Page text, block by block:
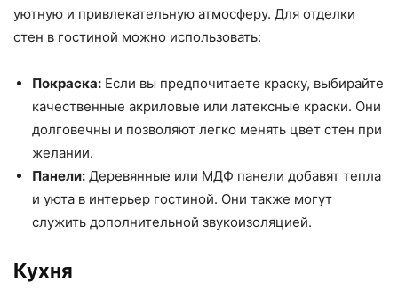
уютную и привлекательную атмосферу. Для отделки
стен в гостиной можно использовать:
Покраска: Если вы предпочитаете краску, выбирайте
качественные акриловые или латексные краски. Они
долговечны и позволяют легко менять цвет стен при
желании.
Панели: Деревянные или МДФ панели добавят тепла
и уюта в интерьер гостиной. Они также могут
служить дополнительной звукоизоляцией.
Кухня